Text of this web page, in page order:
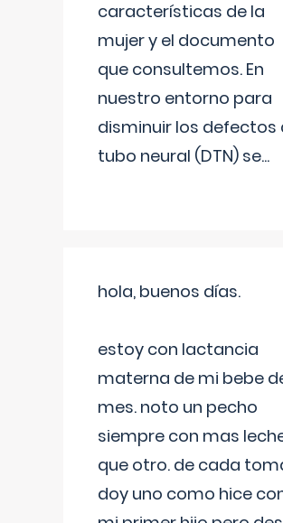
características de la
mujer y el documento
que consultemos. En
nuestro entorno para
disminuir los defectos
tubo neural (DTN) se...
hola, buenos días.
estoy con lactancia
materna de mi bebe
mes. noto un pecho
siempre con mas
que otro. de cada
doy uno como hice